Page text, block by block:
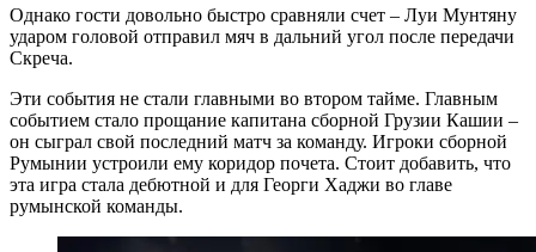
Однако гости довольно быстро сравняли счет – Луи Мунтяну
ударом головой отправил мяч в дальний угол после передачи
Скреча.
Эти события не стали главными во втором тайме. Главным
событием стало прощание капитана сборной Грузии Кашии –
он сыграл свой последний матч за команду. Игроки сборной
Румынии устроили ему коридор почета. Стоит добавить, что
эта игра стала дебютной и для Георги Хаджи во главе
румынской команды.